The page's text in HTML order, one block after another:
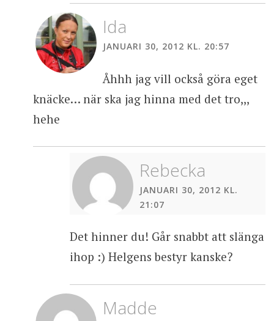
Ida
JANUARI 30, 2012 KL. 20:57
Åhhh jag vill också göra eget
knäcke… när ska jag hinna med det tro,,,
hehe
Rebecka
JANUARI 30, 2012 KL.
21:07
Det hinner du! Går snabbt att slänga
ihop :) Helgens bestyr kanske?
Madde